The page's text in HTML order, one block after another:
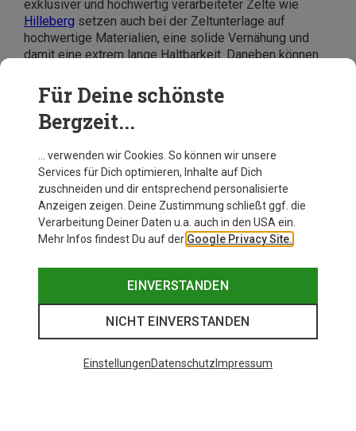
exklusiver und hochwertig verarbeiteter Zelte wie
Hilleberg setzen auch bei der Zeltunterlage auf
hochwertige Materialien, eine solide Vernähung und
damit eine extrem lange Haltbarkeit. Daneben können
sind als die des Wohnzimmerteppichs Zuhause. Dafür
sind dann auch mal mehr als 130 Euro fällig - dafür
bekommt man bei anderen Marken bereits ein
Für Deine schönste
Bergzeit...
… verwenden wir Cookies. So können wir unsere
Services für Dich optimieren, Inhalte auf Dich
zuschneiden und dir entsprechend personalisierte
Anzeigen zeigen. Deine Zustimmung schließt ggf. die
Verarbeitung Deiner Daten u.a. auch in den USA ein.
Mehr Infos findest Du auf der Google Privacy Site.
EINVERSTANDEN
NICHT EINVERSTANDEN
EinstellungenDatenschutz Impressum